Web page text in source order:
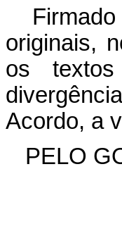
originais,
os
Acordo, a
PELO